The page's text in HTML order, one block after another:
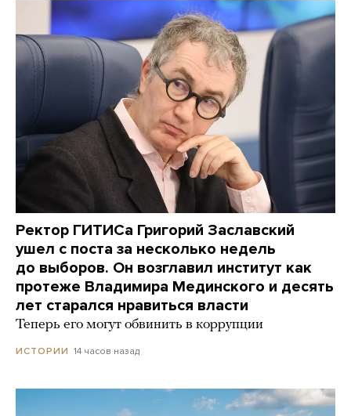
Ректор ГИТИСа Григорий Заславский
ушел с поста за несколько недель
до выборов. Он возглавил институт как
протеже Владимира Мединского и десять
лет старался нравиться власти
Теперь его могут обвинить в коррупции
ИСТОРИИ 14 часов назад